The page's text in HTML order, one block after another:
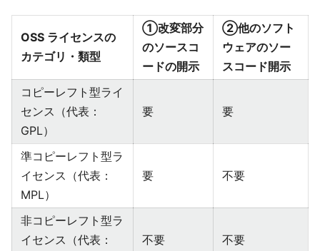
OSS ライセンスの
カテゴリ・類型
①改変部分
のソースコ
ードの開⽰
②他のソフト
ウェアのソー
スコード開⽰
コピーレフト型ライ
センス（代表：
GPL）
要 要
準コピーレフト型ラ
イセンス（代表：
MPL）
要 不要
⾮コピーレフト型ラ
イセンス（代表：
不要 不要